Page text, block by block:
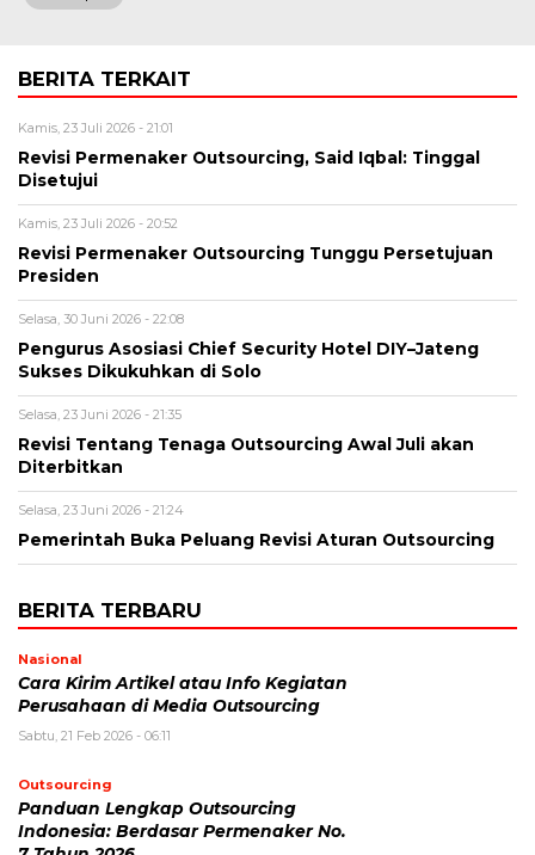
BERITA TERKAIT
Kamis, 23 Juli 2026 - 21:01
Revisi Permenaker Outsourcing, Said Iqbal: Tinggal
Disetujui
Kamis, 23 Juli 2026 - 20:52
Revisi Permenaker Outsourcing Tunggu Persetujuan
Presiden
Selasa, 30 Juni 2026 - 22:08
Pengurus Asosiasi Chief Security Hotel DIY–Jateng
Sukses Dikukuhkan di Solo
Selasa, 23 Juni 2026 - 21:35
Revisi Tentang Tenaga Outsourcing Awal Juli akan
Diterbitkan
Selasa, 23 Juni 2026 - 21:24
Pemerintah Buka Peluang Revisi Aturan Outsourcing
BERITA TERBARU
Nasional
Cara Kirim Artikel atau Info Kegiatan
Perusahaan di Media Outsourcing
Sabtu, 21 Feb 2026 - 06:11
Outsourcing
Panduan Lengkap Outsourcing
Indonesia: Berdasar Permenaker No.